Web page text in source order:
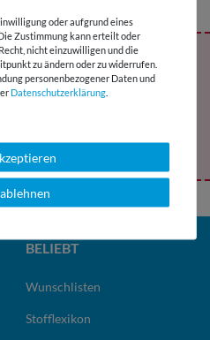
Snaply-Newsletter
Freebie !
oder aufgrund eines
Zustimmung kann erteilt oder
nicht einzuwilligen und die
zu ändern oder zu widerrufen.
personenbezogener Daten und
Daten­schutz­erklärung
BELIEBT
Wunschlisten
Stofflexikon